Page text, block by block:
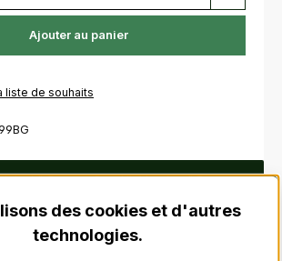
Ajouter au panier
liste de souhaits
" Queens Own Highlanders" Pour
a…Plusdes cookies et d'autres
technologies.